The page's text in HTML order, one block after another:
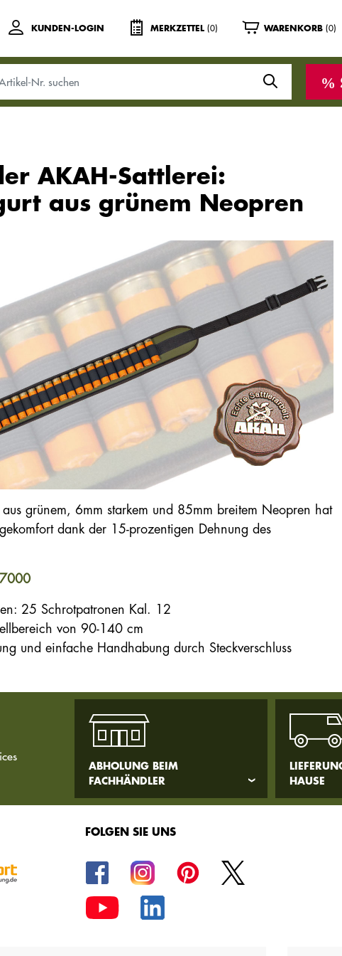
KUNDEN-LOGIN MERKZETTEL (0) WARENKORB (0)
AKAH-Sattlerei:
aus grünem Neopren
aus grünem, 6mm starkem und 85mm breitem Neopren hat
dank der 15-prozentigen Dehnung des
25 Schrotpatronen Kal. 12
von 90-140 cm
und einfache Handhabung durch Steckverschluss
ABHOLUNG BEIM
FACHHÄNDLER
HAUSE
FOLGEN SIE UNS